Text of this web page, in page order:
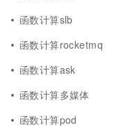
函数计算slb
函数计算rocketmq
函数计算ask
函数计算多媒体
函数计算pod